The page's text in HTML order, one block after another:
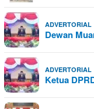
ADVERTORIAL
Dewan
ADVERTORIAL
Ketua